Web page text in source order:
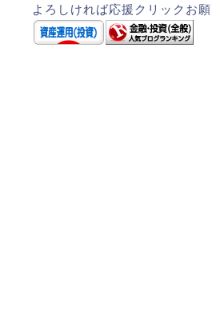
よろしければ応援クリックお願